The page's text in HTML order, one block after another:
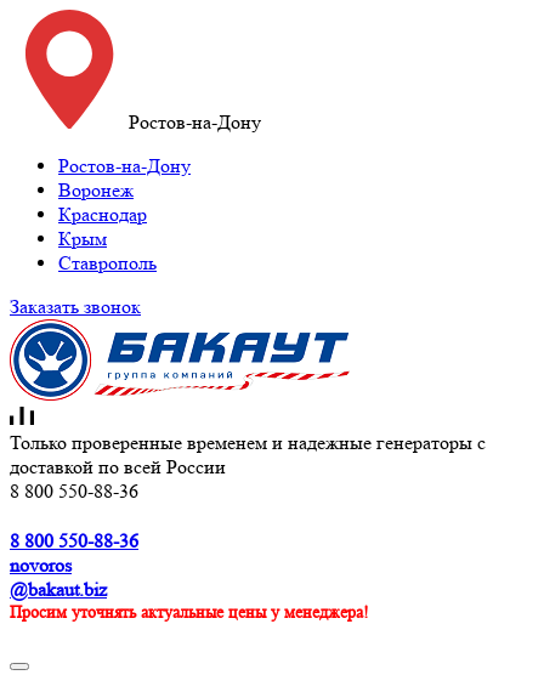
Ростов-на-Дону
Ростов-на-Дону
Воронеж
Краснодар
Крым
Ставрополь
Заказать звонок
Только проверенные временем и надежные генераторы с
доставкой по всей России
8 800 550-88-36
8 800 550-88-36
novoros
@bakaut.biz
Просим уточнять актуальные цены у менеджера!